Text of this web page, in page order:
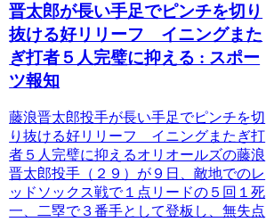
晋太郎が長い手足でピンチを切り
抜ける好リリーフ イニングまた
ぎ打者５人完璧に抑える : スポー
ツ報知
藤浪晋太郎投手が長い手足でピンチを切
り抜ける好リリーフ イニングまたぎ打
者５人完璧に抑えるオリオールズの藤浪
晋太郎投手（２９）が９日、敵地でのレ
ッドソックス戦で１点リードの５回１死
一、二塁で３番手として登板し、無失点